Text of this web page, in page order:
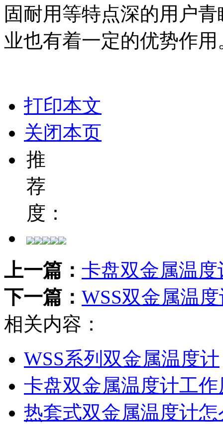
固耐用等特点深的用户
业也有着一定的优势作用
打印本文
关闭本页
推
荐
度：
上一篇： 卡盘双金属温
下一篇： WSS双金属温
相关内容：
WSS系列双金属温度计
卡盘双金属温度计工作
热套式双金属温度计